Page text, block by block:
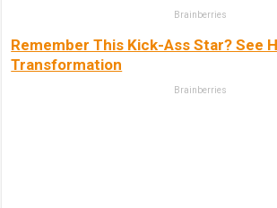
Brainberries
Remember This Kick-Ass Star? See
Transformation
Brainberries